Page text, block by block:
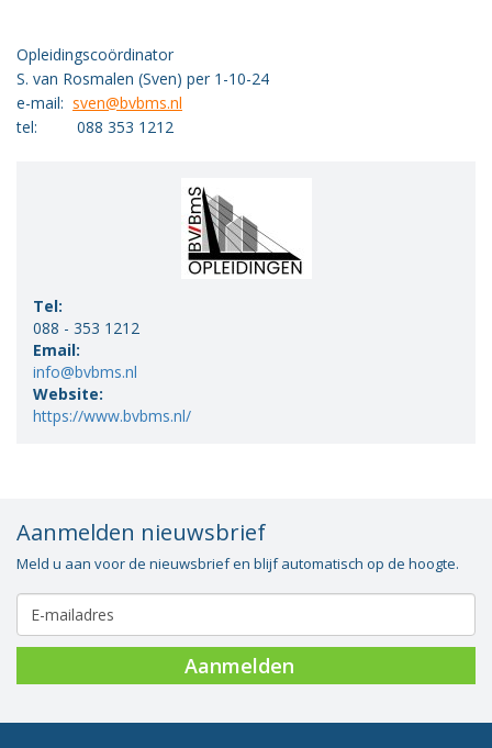
Opleidingscoördinator
S. van Rosmalen (Sven) per 1-10-24
e-mail: sven@bvbms.nl
tel: 088 353 1212
Tel:
088 - 353 1212
Email:
info@bvbms.nl
Website:
https://www.bvbms.nl/
Aanmelden nieuwsbrief
Meld u aan voor de nieuwsbrief en blijf automatisch op de hoogte.
Aanmelden